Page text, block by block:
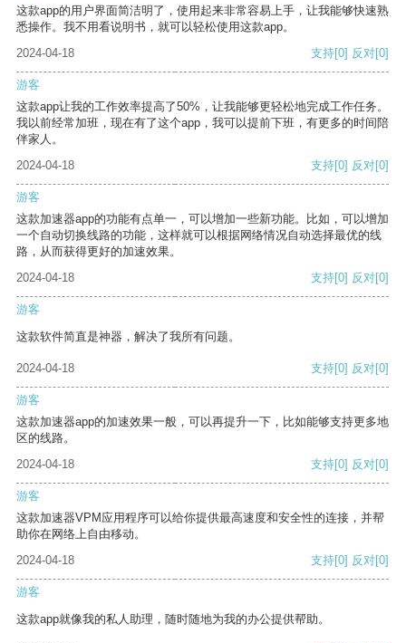
这款app的用户界面简洁明了，使用起来非常容易上手，让我能够快速熟
悉操作。我不用看说明书，就可以轻松使用这款app。
2024-04-18
支持[0] 反对[0]
游客
这款app让我的工作效率提高了50%，让我能够更轻松地完成工作任务。
我以前经常加班，现在有了这个app，我可以提前下班，有更多的时间陪
伴家人。
2024-04-18
支持[0] 反对[0]
游客
这款加速器app的功能有点单一，可以增加一些新功能。比如，可以增加
一个自动切换线路的功能，这样就可以根据网络情况自动选择最优的线
路，从而获得更好的加速效果。
2024-04-18
支持[0] 反对[0]
游客
这款软件简直是神器，解决了我所有问题。
2024-04-18 支持[0] 反对[0]
游客
这款加速器app的加速效果一般，可以再提升一下，比如能够支持更多地
区的线路。
2024-04-18
支持[0] 反对[0]
游客
这款加速器VPM应用程序可以给你提供最高速度和安全性的连接，并帮
助你在网络上自由移动。
2024-04-18
支持[0] 反对[0]
游客
这款app就像我的私人助理，随时随地为我的办公提供帮助。